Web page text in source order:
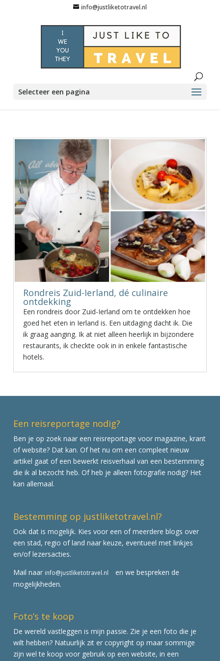
info@justliketotravel.nl
Selecteer een pagina
Rondreis Zuid-Ierland, dé culinaire
ontdekking
Een rondreis door Zuid-Ierland om te ontdekken hoe
goed het eten in Ierland is. Een uitdaging dacht ik. Die
ik graag aanging. Ik at niet alleen heerlijk in bijzondere
restaurants, ik checkte ook in in enkele fantastische
hotels.
Een reisreportage nodig?
Ben je op zoek naar een reisreportage voor magazine, krant
of website? Dat kan. Of het nu om een compleet nieuw
artikel gaat of een bewerkt reisverhaal van een bestemming
die ik al bezocht heb. Of heb je alleen fotografie nodig? Het
kan allemaal.
Bestemming op justliketotravel.nl?
Ook dat is mogelijk. Kies voor een of meerdere blogs over
een stad, regio of land naar keuze, eventueel met linkjes
en/of lezersacties.
Mail naar info@justliketotravel.nl
en we bespreken de
mogelijkheden.
Foto’s te koop
De wereld vastleggen is mijn passie. Zie je een foto die je
wilt hebben? Natuurlijk zit er copyright op maar sommige
zijn wel te koop voor gebruik op een website, in een